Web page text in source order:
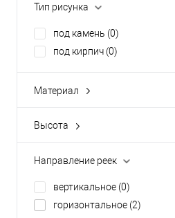
Тип рисунка
под камень (0)
под кирпич (0)
Материал
базальт
полипропилен(0)
сталь (0)
Высота
100 мм(0)
20 мм (0)
410 мм(0)
412 мм (0)
Направление реек
вертикальное (0)
горизонтальное (2)